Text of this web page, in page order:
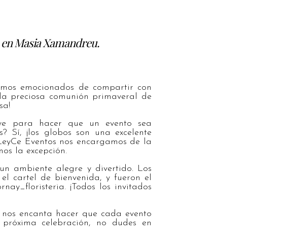
Masia Xamandreu.
emocionados de compartir con
preciosa comunión primaveral de
para hacer que un evento sea
¡los globos son una excelente
Eventos nos encargamos de la
la excepción.
ambiente alegre y divertido. Los
cartel de bienvenida, y fueron el
¡Todos los invitados
encanta hacer que cada evento
celebración, no dudes en